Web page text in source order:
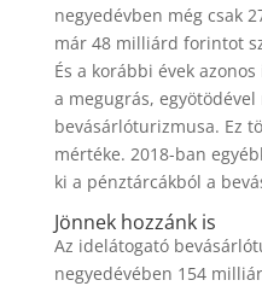
negyedévben még csak
már 48 milliárd forintot
És a korábbi évek
a megugrás,
bevásárlóturizmusa. Ez
mértéke. 2018-ban
ki a pénztárcákból a
Jönnek hozzánk is
Az idelátogató
negyedévében 154